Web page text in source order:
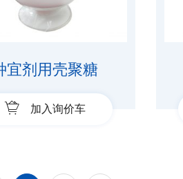
宜剂用壳聚糖
加入询价车